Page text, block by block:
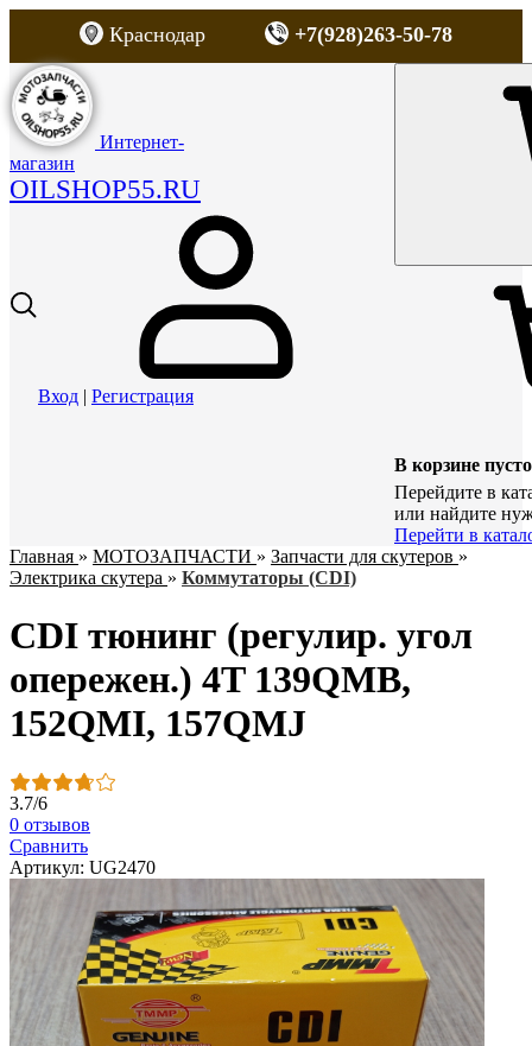
Краснодар +7(928)263-50-78
Интернет-
магазин
OILSHOP55.RU
Вход | Регистрация
В корзине пусто
Перейдите в
или найдите
Перейти в
Главная » МОТОЗАПЧАСТИ » Запчасти для скутеров »
Электрика скутера » Коммутаторы (CDI)
CDI тюнинг (регулир. угол
опережен.) 4T 139QMB,
152QMI, 157QMJ
3.7/6
0 отзывов
Сравнить
Артикул: UG2470